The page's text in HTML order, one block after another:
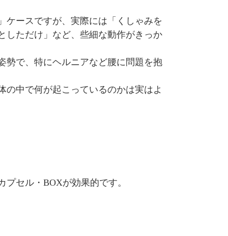
ケースですが、実際には「くしゃみを
しただけ」など、些細な動作がきっか
勢で、特にヘルニアなど腰に問題を抱
の中で何が起こっているのかは実はよ
セル・BOXが効果的です。